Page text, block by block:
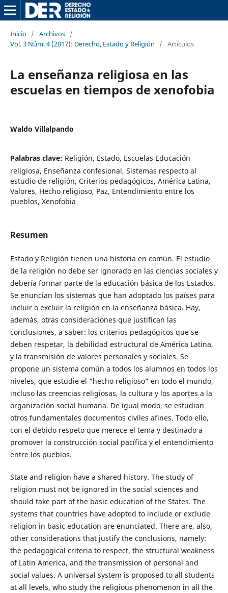
Inicio / Archivos /
Vol. 3 Núm. 4 (2017): Derecho, Estado y Religión
/ Artículos
La enseñanza religiosa en las
escuelas en tiempos de xenofobia
Waldo Villalpando
Palabras clave: Religión, Estado, Escuelas Educación
religiosa, Enseñanza confesional, Sistemas respecto al
estudio de religión, Criterios pedagógicos, América Latina,
Valores, Hecho religioso, Paz, Entendimiento entre los
pueblos, Xenofobia
Resumen
Estado y Religión tienen una historia en común. El estudio
de la religión no debe ser ignorado en las ciencias sociales y
debería formar parte de la educación básica de los Estados.
Se enuncian los sistemas que han adoptado los países para
incluir o excluir la religión en la enseñanza básica. Hay,
además, otras consideraciones que justifican las
conclusiones, a saber: los criterios pedagógicos que se
deben respetar, la debilidad estructural de América Latina,
y la transmisión de valores personales y sociales. Se
propone un sistema común a todos los alumnos en todos los
niveles, que estudie el “hecho religioso” en todo el mundo,
incluso las creencias religiosas, la cultura y los aportes a la
organización social humana. De igual modo, se estudian
otros fundamentales documentos civiles afines. Todo ello,
con el debido respeto que merece el tema y destinado a
promover la construcción social pacífica y el entendimiento
entre los pueblos.
State and religion have a shared history. The study of
religion must not be ignored in the social sciences and
should take part of the basic education of the States. The
systems that countries have adopted to include or exclude
religion in basic education are enunciated. There are, also,
other considerations that justify the conclusions, namely:
the pedagogical criteria to respect, the structural weakness
of Latin America, and the transmission of personal and
social values. A universal system is proposed to all students
at all levels, who study the religious phenomenon in all the